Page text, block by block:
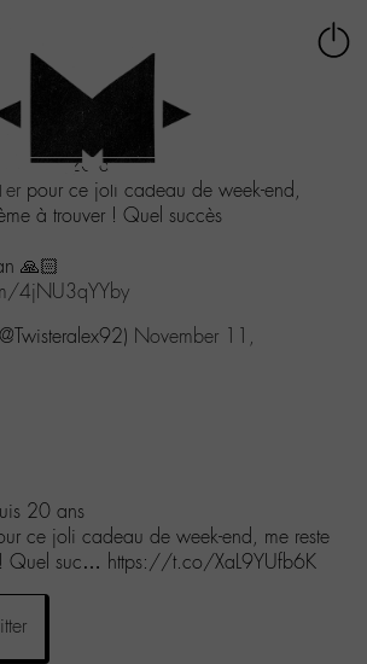
depuis 20 ans
pour ce joli cadeau de week-end,
à trouver ! Quel succès
🙏🏻
4jNU3qYYby
November 11,
20 ans
ce joli cadeau de week-end, me reste
! Quel suc… https://t.co/XaL9YUfb6K